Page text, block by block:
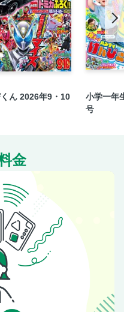
ん 2026年9・10
小学一年
号
金